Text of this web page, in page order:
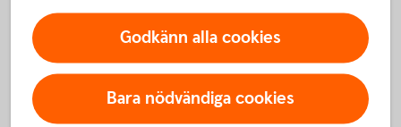
Vilka banker kan du lägga till?
I dagsläget går det att lägga till transaktionskonton
Godkänn alla cookies
Bara nödvändiga cookies